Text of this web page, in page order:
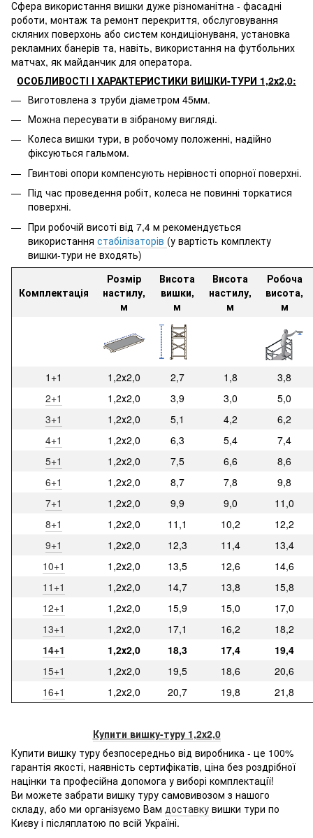
Сфера використання вишки дуже різноманітна - фасадні
роботи, монтаж та ремонт перекриття, обслуговування
скляних поверхонь або систем кондиціонуваня, установка
рекламних банерів та, навіть, використання на футбольних
матчах, як майданчик для оператора.
ОСОБЛИВОСТІ І ХАРАКТЕРИСТИКИ ВИШКИ-ТУРИ 1,2х2,0:
Виготовлена з труби діаметром 45мм.
Можна пересувати в зібраному вигляді.
Колеса вишки тури, в робочому положенні, надійно
фіксуються гальмом.
Гвинтові опори компенсують нерівності опорної поверхні.
Під час проведення робіт, колеса не повинні торкатися
поверхні.
При робочій висоті від 7,4 м рекомендується
використання стабілізаторів (у вартість комплекту
вишки-тури не входять)
Комплектація
Розмір
настилу,
м
Висота
вишки,
м
Висота
настилу,
м
Робоча
висота,
м
1+1 1,2х2,0 2,7 1,8
3,8
2+1
1,2х2,0 3,9 3,0
5,0
3+1
1,2х2,0 5,1 4,2
6,2
4+1
1,2х2,0 6,3 5,4
7,4
5+1
1,2х2,0 7,5 6,6
8,6
6+1
1,2х2,0 8,7 7,8
9,8
7+1
1,2х2,0 9,9 9,0
11,0
8+1
1,2х2,0 11,1 10,2
12,2
9+1
1,2х2,0 12,3 11,4
13,4
10+1
1,2х2,0 13,5 12,6
14,6
11+1
1,2х2,0 14,7 13,8
15,8
12+1
1,2х2,0 15,9 15,0
17,0
13+1
1,2х2,0 17,1 16,2
18,2
14+1
1,2х2,0 18,3 17,4
19,4
15+1
1,2х2,0 19,5 18,6
20,6
16+1
1,2х2,0 20,7 19,8 21,8
Купити вишку-туру 1,2х2,0
Купити вишку туру безпосередньо від виробника - це 100%
гарантія якості, наявність сертифікатів, ціна без роздрібної
націнки та професійна допомога у виборі комплектації!
Ви можете забрати вишку туру самовивозом з нашого
складу, або ми організуємо Вам доставку вишки тури по
Києву і післяплатою по всій Україні.